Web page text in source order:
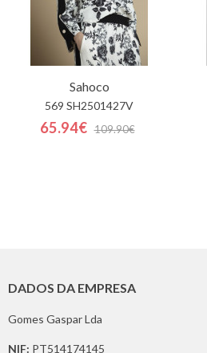
Sahoco
569 SH2501427V
65.94€ 109.90€
DADOS DA EMPRESA
Gomes Gaspar Lda
NIF: PT514174145